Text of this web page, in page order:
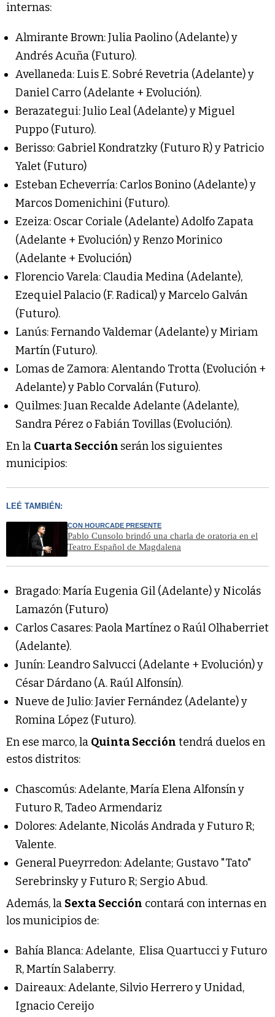
internas:
Almirante Brown: Julia Paolino (Adelante) y
Andrés Acuña (Futuro).
Avellaneda: Luis E. Sobré Revetria (Adelante) y
Daniel Carro (Adelante + Evolución).
Berazategui: Julio Leal (Adelante) y Miguel
Puppo (Futuro).
Berisso: Gabriel Kondratzky (Futuro R) y Patricio
Yalet (Futuro)
Esteban Echeverría: Carlos Bonino (Adelante) y
Marcos Domenichini (Futuro).
Ezeiza: Oscar Coriale (Adelante) Adolfo Zapata
(Adelante + Evolución) y Renzo Morinico
(Adelante + Evolución)
Florencio Varela: Claudia Medina (Adelante),
Ezequiel Palacio (F. Radical) y Marcelo Galván
(Futuro).
Lanús: Fernando Valdemar (Adelante) y Miriam
Martín (Futuro).
Lomas de Zamora: Alentando Trotta (Evolución +
Adelante) y Pablo Corvalán (Futuro).
Quilmes: Juan Recalde Adelante (Adelante),
Sandra Pérez o Fabián Tovillas (Evolución).
En la Cuarta Sección serán los siguientes
municipios:
LEÉ TAMBIÉN:
CON HOURCADE PRESENTE
Pablo Cunsolo brindó una charla de oratoria en el
Teatro Español de Magdalena
Bragado: María Eugenia Gil (Adelante) y Nicolás
Lamazón (Futuro)
Carlos Casares: Paola Martínez o Raúl Olhaberriet
(Adelante).
Junín: Leandro Salvucci (Adelante + Evolución) y
César Dárdano (A. Raúl Alfonsín).
Nueve de Julio: Javier Fernández (Adelante) y
Romina López (Futuro).
En ese marco, la Quinta Sección tendrá duelos en
estos distritos:
Chascomús: Adelante, María Elena Alfonsín y
Futuro R, Tadeo Armendariz
Dolores: Adelante, Nicolás Andrada y Futuro R;
Valente.
General Pueyrredon: Adelante; Gustavo "Tato"
Serebrinsky y Futuro R; Sergio Abud.
Además, la Sexta Sección contará con internas en
los municipios de:
Bahía Blanca: Adelante, Elisa Quartucci y Futuro
R, Martín Salaberry.
Daireaux: Adelante, Silvio Herrero y Unidad,
Ignacio Cereijo